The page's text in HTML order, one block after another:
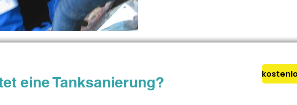
eine Tanksanierung?